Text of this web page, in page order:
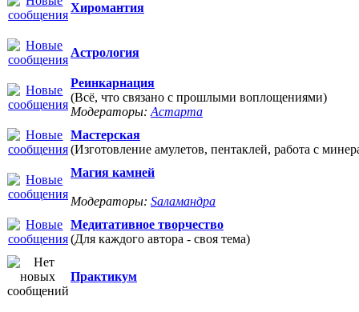
Хиромантия
Астрология
Реинкарнация
(Всё, что связано с прошлыми воплощениями)
Модераторы: Астарта
Мастерская
(Изготовление амулетов, пентаклей, работа с
Магия камней
Модераторы: Sаламандра
Медитативное творчество
(Для каждого автора - своя тема)
Практикум